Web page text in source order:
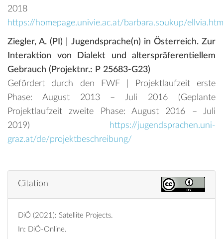
2018
https://homepage.univie.ac.at/barbara.soukup/
Ziegler, A. (PI) | Jugendsprache(n) in Österreich. Zur
Interaktion von Dialekt und alterspräferentiellem
Gebrauch (Projektnr.: P 25683-G23)
Gefördert durch den FWF | Projektlaufzeit erste
Phase: August 2013 – Juli 2016 (Geplante
Projektlaufzeit zweite Phase: August 2016 – Juli
2019)
https://jugendsprachen.uni-
graz.at/de/projektbeschreibung/
Citation
DiÖ (2021): Satellite Projects.
In: DiÖ-Online.